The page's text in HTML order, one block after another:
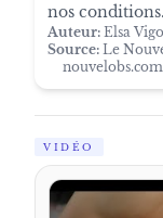
nos conditions.
Auteur: Elsa
Source: Le
nouvelobs.com
VIDÉO